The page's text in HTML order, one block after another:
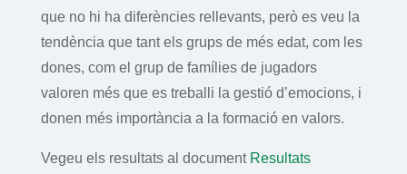
que no hi ha diferències rellevants, però es veu la
tendència que tant els grups de més edat, com les
dones, com el grup de famílies de jugadors
valoren més que es treballi la gestió d’emocions, i
donen més importància a la formació en valors.
Vegeu els resultats al document Resultats